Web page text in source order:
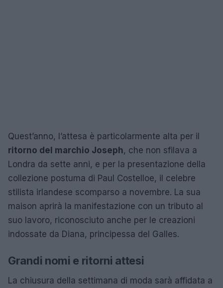
Quest’anno, l’attesa è particolarmente alta per il
ritorno del marchio Joseph, che non sfilava a
Londra da sette anni, e per la presentazione della
collezione postuma di Paul Costelloe, il celebre
stilista irlandese scomparso a novembre. La sua
maison aprirà la manifestazione con un tributo al
suo lavoro, riconosciuto anche per le creazioni
indossate da Diana, principessa del Galles.
Grandi nomi e ritorni attesi
La chiusura della settimana di moda sarà affidata a